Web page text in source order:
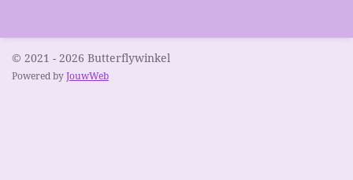
© 2021 - 2026 Butterflywinkel
Powered by JouwWeb